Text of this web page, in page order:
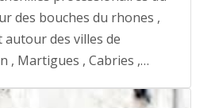
des bouches du rhones ,
des villes de
, Martigues , Cabries ,…